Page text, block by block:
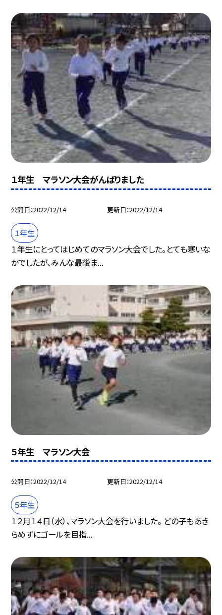
１年生 マラソン大会がんばりました
公開日 2022/12/14 更新日 2022/12/14
１年生
１年生にとってはじめてのマラソン大会でした。とても寒いな
かでしたが、みんな最後ま...
５年生 マラソン大会
公開日 2022/12/14 更新日 2022/12/14
５年生
１２月１４日（水）、マラソン大会を行いました。 どの子もあき
らめずにゴールを目指...